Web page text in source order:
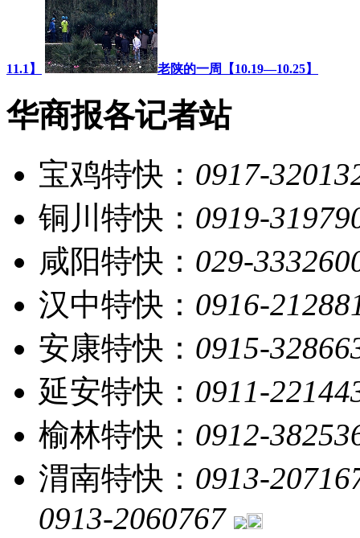
11.1】 老陕的一周【10.19—10.25】
华商报各记者站
宝鸡特快： 0917-
铜川特快： 0919-
咸阳特快： 029-
汉中特快： 0916-
安康特快： 0915-
延安特快： 0911-
榆林特快： 0912-
渭南特快： 0913-
0913-2060767